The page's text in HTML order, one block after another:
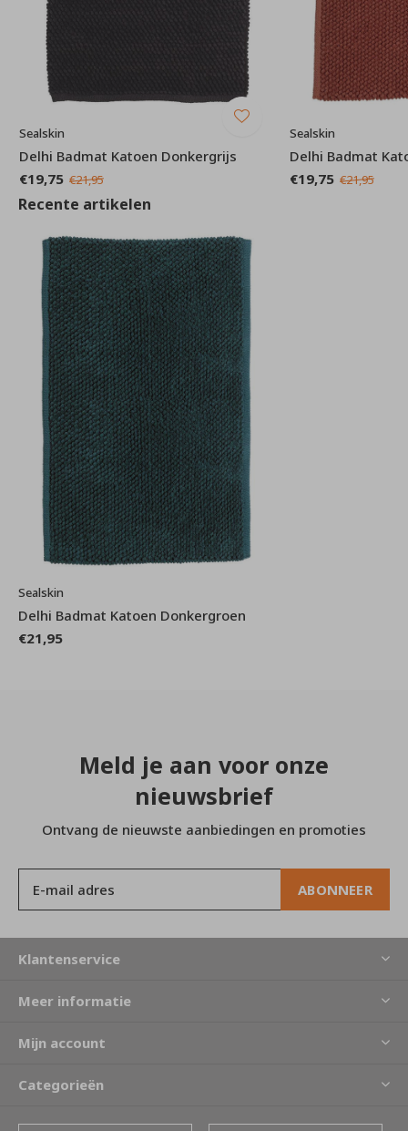
Sealskin
Delhi Badmat Katoen Donkergrijs
€19,75 €21,95
Sealskin
Delhi Badmat
€19,75 €21,95
Recente artikelen
Sealskin
Delhi Badmat Katoen Donkergroen
€21,95
Meld je aan voor onze
nieuwsbrief
Ontvang de nieuwste aanbiedingen en promoties
ABONNEER
Klantenservice
Meer informatie
Mijn account
Categorieën